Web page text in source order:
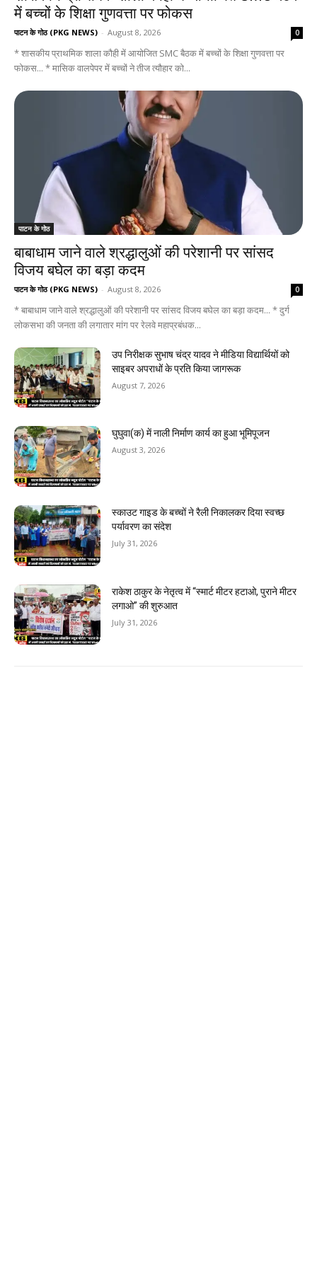
में बच्चों के शिक्षा गुणवत्ता पर फोकस
पाटन के गोठ (PKG NEWS) - August 8, 2026 0
* शासकीय प्राथमिक शाला कौही में आयोजित SMC बैठक में बच्चों के शिक्षा गुणवत्ता पर
फोकस... * मासिक वालपेपर में बच्चों ने तीज त्यौहार को...
पाटन के गोठ
बाबाधाम जाने वाले श्रद्धालुओं की परेशानी पर सांसद
विजय बघेल का बड़ा कदम
पाटन के गोठ (PKG NEWS) - August 8, 2026 0
* बाबाधाम जाने वाले श्रद्धालुओं की परेशानी पर सांसद विजय बघेल का बड़ा कदम... * दुर्ग
लोकसभा की जनता की लगातार मांग पर रेलवे महाप्रबंधक...
उप निरीक्षक सुभाष चंद्र यादव ने मीडिया विद्यार्थियों को
साइबर अपराधों के प्रति किया जागरूक
August 7, 2026
घुघुवा(क) में नाली निर्माण कार्य का हुआ भूमिपूजन
August 3, 2026
स्काउट गाइड के बच्चों ने रैली निकालकर दिया स्वच्छ
पर्यावरण का संदेश
July 31, 2026
राकेश ठाकुर के नेतृत्व में “स्मार्ट मीटर हटाओ, पुराने मीटर
लगाओ” की शुरुआत
July 31, 2026